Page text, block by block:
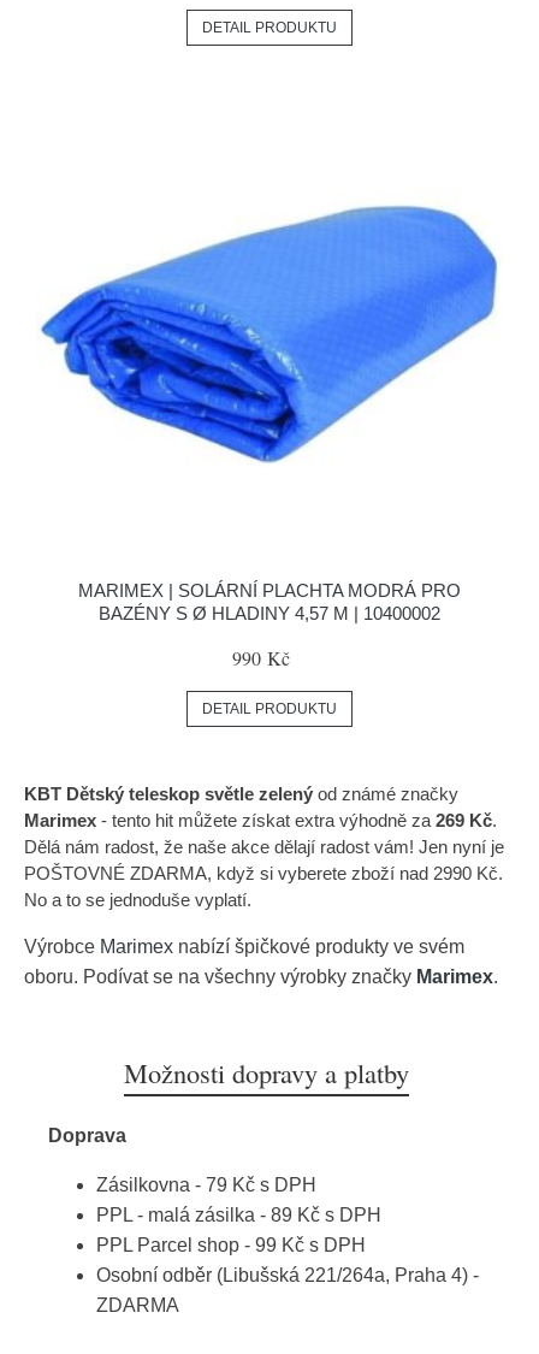
DETAIL PRODUKTU
MARIMEX | SOLÁRNÍ PLACHTA MODRÁ PRO
BAZÉNY S Ø HLADINY 4,57 M | 10400002
990 Kč
DETAIL PRODUKTU
KBT Dětský teleskop světle zelený od známé značky
Marimex - tento hit můžete získat extra výhodně za 269 Kč.
Dělá nám radost, že naše akce dělají radost vám! Jen nyní je
POŠTOVNÉ ZDARMA, když si vyberete zboží nad 2990 Kč.
No a to se jednoduše vyplatí.
Výrobce Marimex nabízí špičkové produkty ve svém
oboru. Podívat se na všechny výrobky značky Marimex.
Možnosti dopravy a platby
Doprava
Zásilkovna - 79 Kč s DPH
PPL - malá zásilka - 89 Kč s DPH
PPL Parcel shop - 99 Kč s DPH
Osobní odběr (Libušská 221/264a, Praha 4) -
ZDARMA